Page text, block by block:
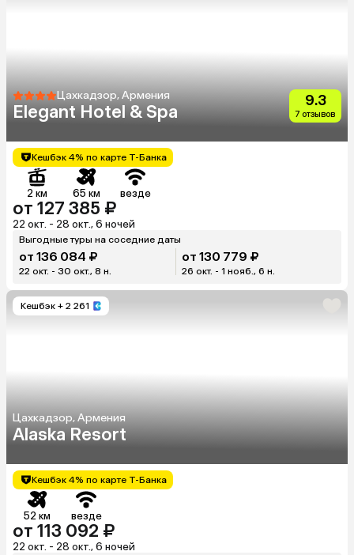
Цахкадзор, Армения
Elegant Hotel & Spa
9.3
7 отзывов
Кешбэк 4% по карте Т-Банка
2 км 65 км везде
от 127 385 ₽
22 окт. - 28 окт., 6 ночей
Выгодные туры на соседние даты
от 136 084 ₽
22 окт. - 30 окт., 8 н.
от 130 779 ₽
26 окт. - 1 нояб., 6 н.
Кешбэк + 2 261
Цахкадзор, Армения
Alaska Resort
Кешбэк 4% по карте Т-Банка
52 км везде
от 113 092 ₽
22 окт. - 28 окт., 6 ночей